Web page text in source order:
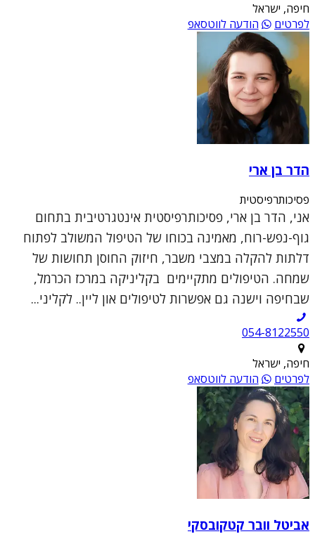
חיפה, ישראל
לפרטים
הודעה לווטסאפ
הדר בן ארי
פסיכותרפיסטית
אני, הדר בן ארי, פסיכותרפיסטית אינטגרטיבית בתחום
גוף-נפש-רוח, מאמינה בכוחו של הטיפול המשולב לפתוח
דלתות להקלה במצבי משבר, חיזוק החוסן תחושות של
שמחה. הטיפולים מתקיימים בקליניקה במרכז הכרמל,
שבחיפה וישנה גם אפשרות לטיפולים און ליין.. לקליני...
054-8122550
חיפה, ישראל
לפרטים
הודעה לווטסאפ
אביטל וובר קטקובסקי